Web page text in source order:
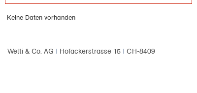
Keine Daten vorhanden
Welti & Co. AG | Hofackerstrasse 15 | CH-8409